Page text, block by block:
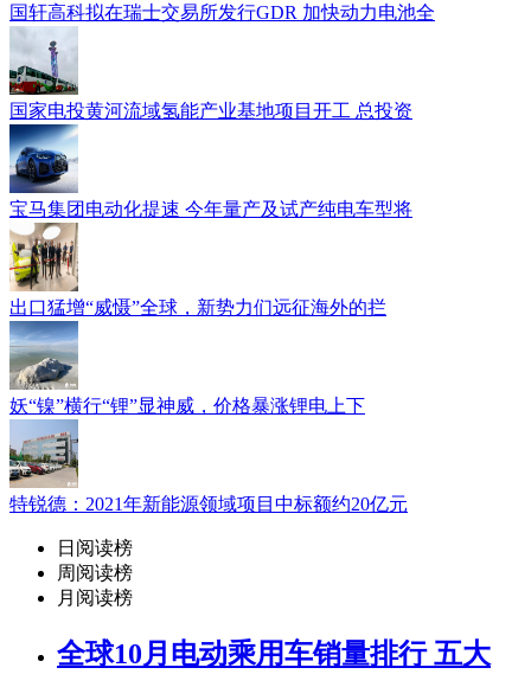
国轩高科拟在瑞士交易所发行GDR 加快动力电池全
国家电投黄河流域氢能产业基地项目开工 总投资
宝马集团电动化提速 今年量产及试产纯电车型将
出口猛增“威慑”全球，新势力们远征海外的拦
妖“镍”横行“锂”显神威，价格暴涨锂电上下
特锐德：2021年新能源领域项目中标额约20亿元
日阅读榜
周阅读榜
月阅读榜
全球10月电动乘用车销量排行 五大